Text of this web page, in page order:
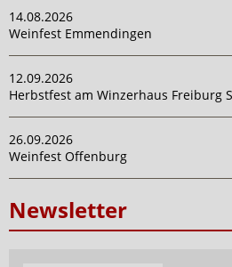
14.08.2026
Weinfest Emmendingen
12.09.2026
Herbstfest am Winzerhaus Freiburg
26.09.2026
Weinfest Offenburg
Newsletter